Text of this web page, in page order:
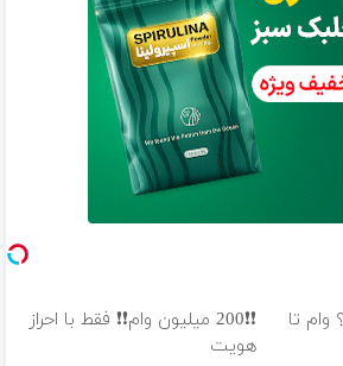
تا
❗❗200 میلیون وام❗❗ فقط با احراز
هویت